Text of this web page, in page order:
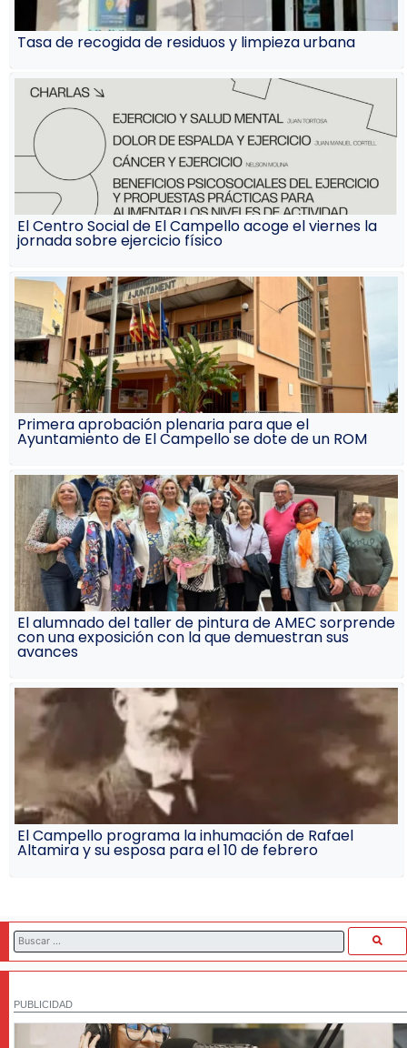
Tasa de recogida de residuos y limpieza urbana
El Centro Social de El Campello acoge el viernes la
jornada sobre ejercicio físico
Primera aprobación plenaria para que el
Ayuntamiento de El Campello se dote de un ROM
El alumnado del taller de pintura de AMEC sorprende
con una exposición con la que demuestran sus
avances
El Campello programa la inhumación de Rafael
Altamira y su esposa para el 10 de febrero
PUBLICIDAD